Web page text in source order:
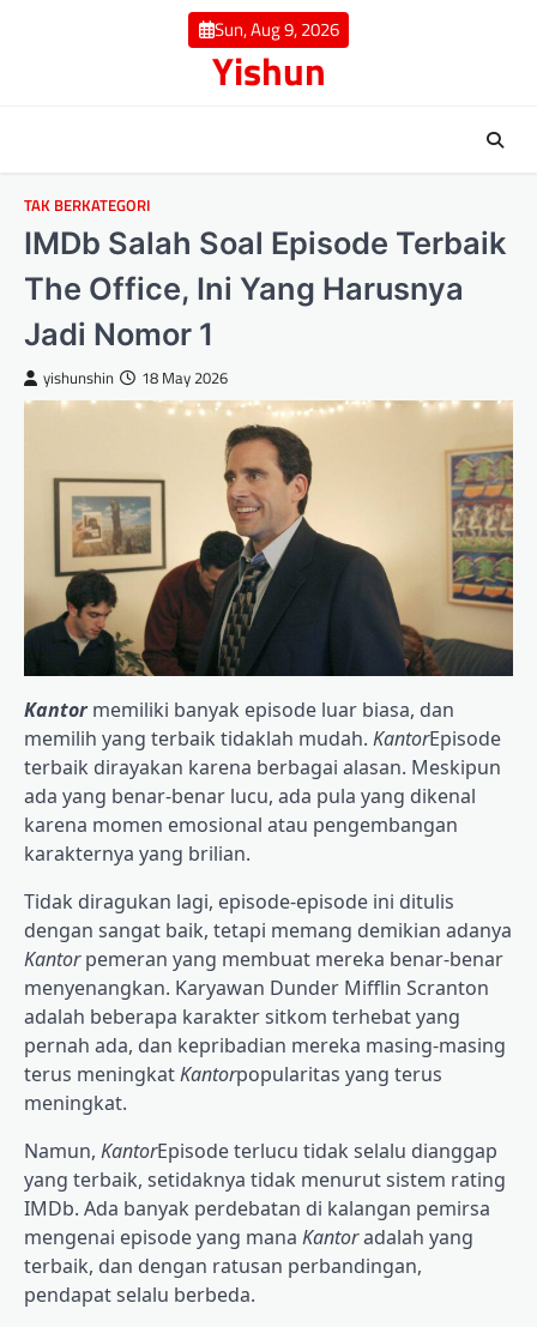
Sun, Aug 9, 2026
Yishun
TAK BERKATEGORI
IMDb Salah Soal Episode Terbaik
The Office, Ini Yang Harusnya
Jadi Nomor 1
yishunshin 18 May 2026
Kantor memiliki banyak episode luar biasa, dan
memilih yang terbaik tidaklah mudah. KantorEpisode
terbaik dirayakan karena berbagai alasan. Meskipun
ada yang benar-benar lucu, ada pula yang dikenal
karena momen emosional atau pengembangan
karakternya yang brilian.
Tidak diragukan lagi, episode-episode ini ditulis
dengan sangat baik, tetapi memang demikian adanya
Kantorpemeran yang membuat mereka benar-benar
menyenangkan. Karyawan Dunder Mifflin Scranton
adalah beberapa karakter sitkom terhebat yang
pernah ada, dan kepribadian mereka masing-masing
terus meningkatKantorpopularitas yang terus
meningkat.
Namun, KantorEpisode terlucu tidak selalu dianggap
yang terbaik, setidaknya tidak menurut sistem rating
IMDb. Ada banyak perdebatan di kalangan pemirsa
mengenai episode yang mana Kantoradalah yang
terbaik, dan dengan ratusan perbandingan,
pendapat selalu berbeda.